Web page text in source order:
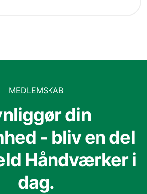
MEDLEMSKAB
din
- bliv en del
Håndværker i
dag.